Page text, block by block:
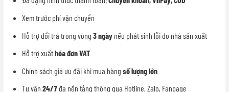
Xem trước phí vận chuyển
Hỗ trợ đổi trả trong vòng 3 ngày nếu phát sinh lỗi do nhà sản xuất
Hỗ trợ xuấthóa đơn VAT
Chính sách giá ưu đãi khi mua hàng số lượng lớn
Tư vấn 24/7đa nền tảng thông qua Hotline, Zalo, Fanpage